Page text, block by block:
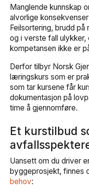
Manglende kunnskap
alvorlige
Feilsortering, brudd
og i verste fall ulykker,
kompetansen ikke er
Derfor tilbyr Norsk
læringskurs som er
som tar kursene får
dokumentasjon på
time å gjennomføre.
Et kurstilbud
Uansett om du driver
byggeprosjekt, finnes
behov: